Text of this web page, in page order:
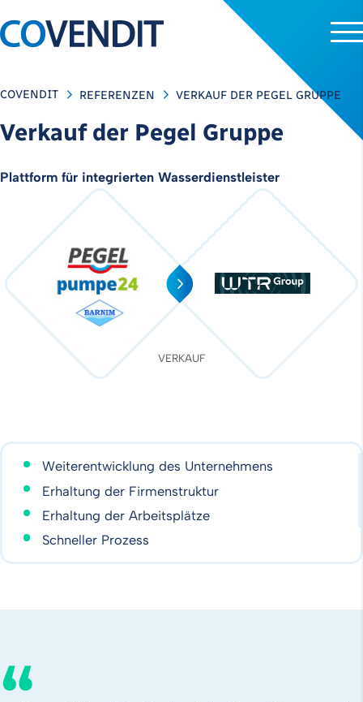
VERKAUF
COVENDIT REFERENZEN VERKAUF DER PEGEL GRUPPE
Verkauf der Pegel Gruppe
Plattform für integrierten Wasserdienstleister
Weiterentwicklung des Unternehmens
Erhaltung der Firmenstruktur
Erhaltung der Arbeitsplätze
Schneller Prozess